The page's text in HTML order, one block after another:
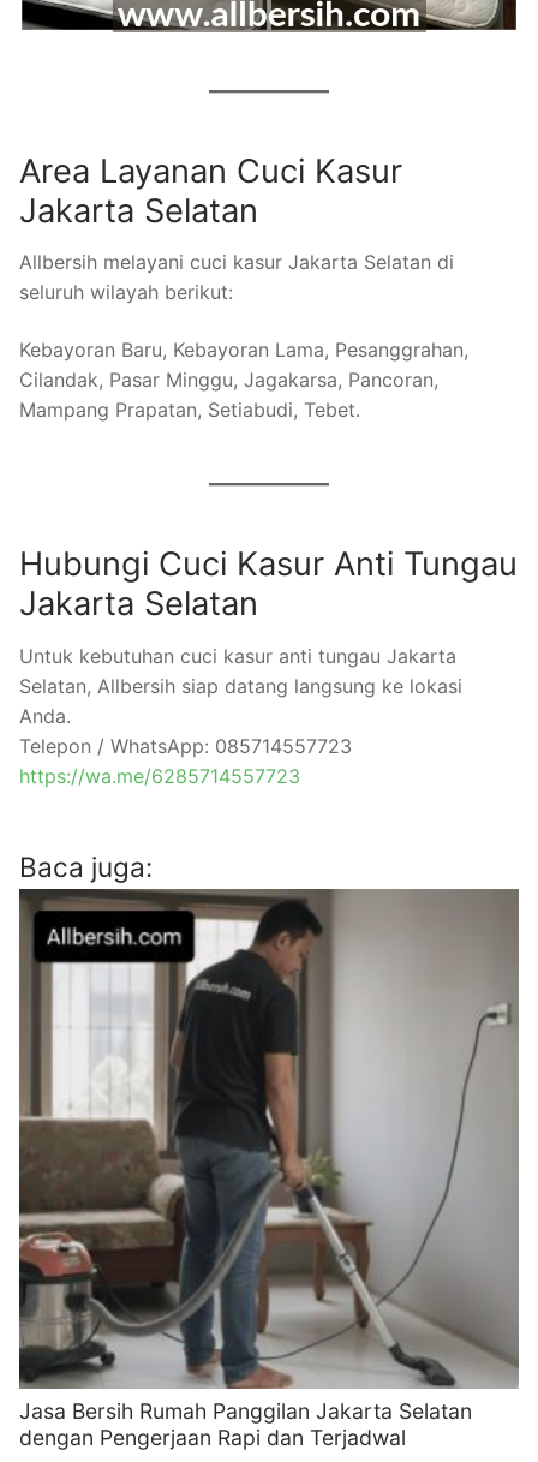
Area Layanan Cuci Kasur
Jakarta Selatan
Allbersih melayani cuci kasur Jakarta Selatan di
seluruh wilayah berikut:
Kebayoran Baru, Kebayoran Lama, Pesanggrahan,
Cilandak, Pasar Minggu, Jagakarsa, Pancoran,
Mampang Prapatan, Setiabudi, Tebet.
Hubungi Cuci Kasur Anti Tungau
Jakarta Selatan
Untuk kebutuhan cuci kasur anti tungau Jakarta
Selatan, Allbersih siap datang langsung ke lokasi
Anda.
Telepon / WhatsApp: 085714557723
https://wa.me/6285714557723
Baca juga:
Jasa Bersih Rumah Panggilan Jakarta Selatan
dengan Pengerjaan Rapi dan Terjadwal